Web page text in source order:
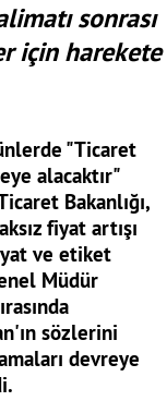
sonrası
için harekete
"Ticaret
alacaktır"
Bakanlığı,
fiyat artışı
ve etiket
Müdür
sözlerini
devreye